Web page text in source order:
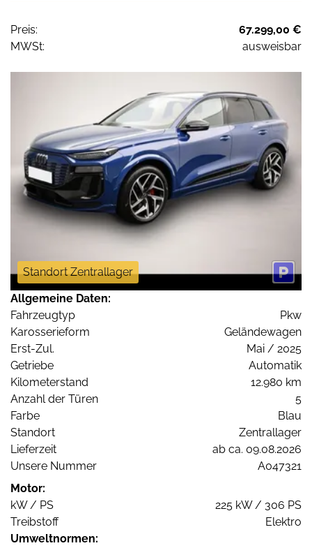
Preis:
67.299,00 €
MWSt:
ausweisbar
Standort Zentrallager
Allgemeine Daten:
Fahrzeugtyp
Pkw
Karosserieform
Geländewagen
Erst-Zul.
Mai / 2025
Getriebe
Automatik
Kilometerstand
12.980 km
Anzahl der Türen
5
Farbe
Blau
Standort
Zentrallager
Lieferzeit
ab ca. 09.08.2026
Unsere Nummer
A047321
Motor:
kW / PS
225 kW / 306 PS
Treibstoff
Elektro
Umweltnormen: